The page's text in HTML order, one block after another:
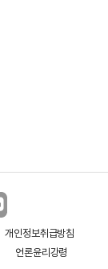
개인정보취급방침
언론윤리강령